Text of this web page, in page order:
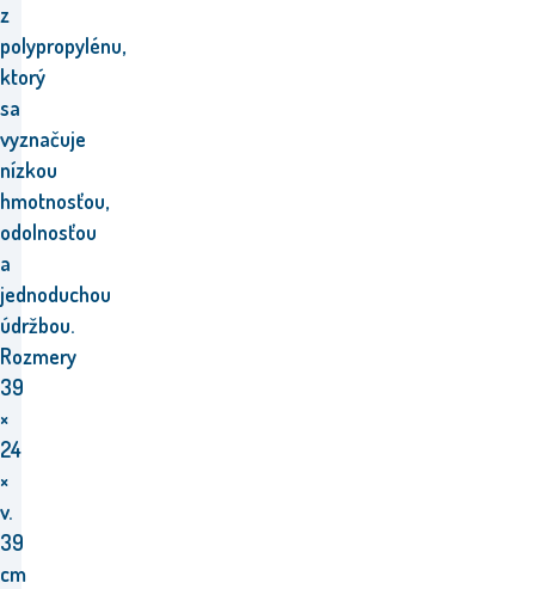
z
polypropylénu,
ktorý
sa
vyznačuje
nízkou
hmotnosťou,
odolnosťou
a
jednoduchou
údržbou.
Rozmery
39
×
24
×
v.
39
cm